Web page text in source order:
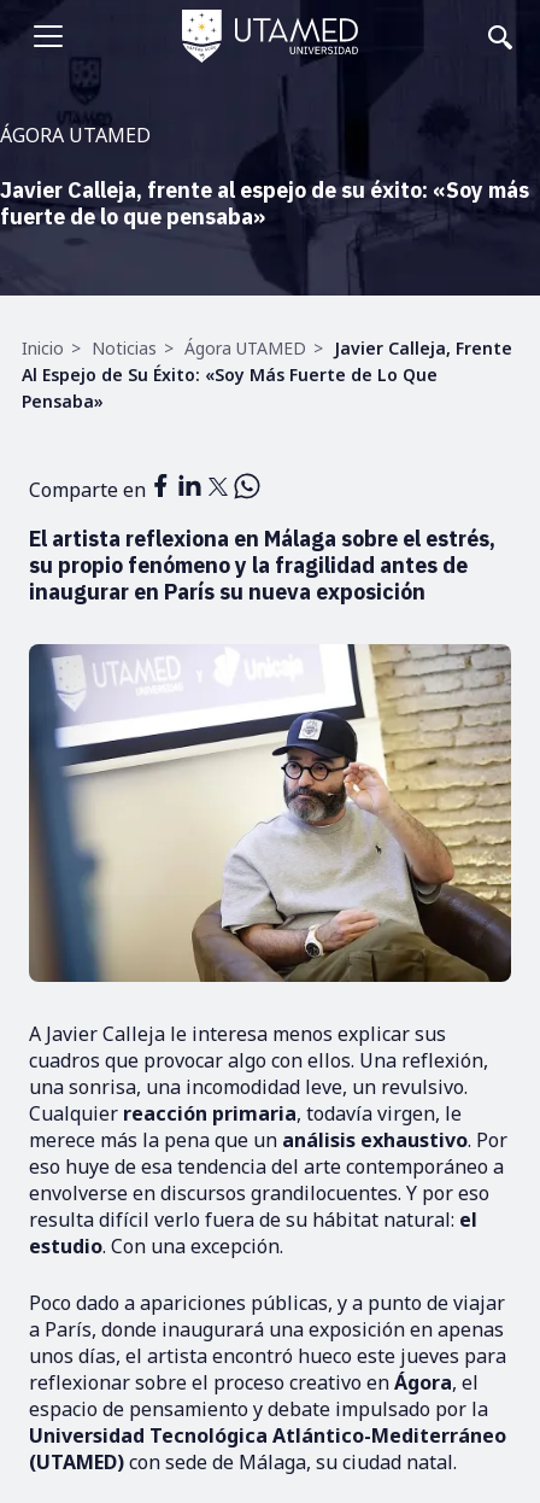
Pasar
contenido
principal
Abrir
menu
ÁGORA UTAMED
Javier Calleja, frente al espejo de su éxito: «Soy más
fuerte de lo que pensaba»
Ruta
de
navegación
Inicio Noticias Ágora UTAMED
Javier Calleja, Frente
Al Espejo de Su Éxito: «Soy Más Fuerte de Lo Que
Pensaba»
Comparte en
El artista reflexiona en Málaga sobre el estrés,
su propio fenómeno y la fragilidad antes de
inaugurar en París su nueva exposición
A Javier Calleja le interesa menos explicar sus
cuadros que provocar algo con ellos. Una reflexión,
una sonrisa, una incomodidad leve, un revulsivo.
Cualquier reacción primaria, todavía virgen, le
merece más la pena que un análisis exhaustivo. Por
eso huye de esa tendencia del arte contemporáneo a
envolverse en discursos grandilocuentes. Y por eso
resulta difícil verlo fuera de su hábitat natural: el
estudio. Con una excepción.
Poco dado a apariciones públicas, y a punto de viajar
a París, donde inaugurará una exposición en apenas
unos días, el artista encontró hueco este jueves para
reflexionar sobre el proceso creativo enÁgora, el
espacio de pensamiento y debate impulsado por la
Universidad Tecnológica Atlántico-Mediterráneo
(UTAMED)con sede de Málaga, su ciudad natal.